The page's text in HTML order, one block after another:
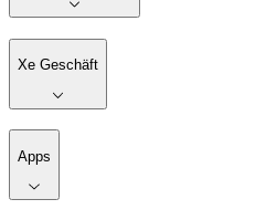
Xe Geschäft
Apps